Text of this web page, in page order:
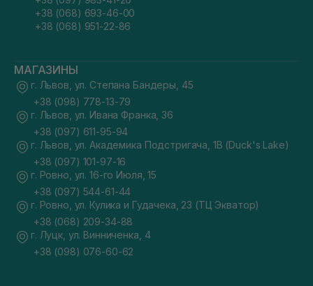
+38 (068) 693-46-00
+38 (068) 951-22-86
МАГАЗИНЫ
г. Львов, ул. Степана Бандеры, 45
+38 (098) 778-13-79
г. Львов, ул. Ивана Франка, 36
+38 (097) 611-95-94
г. Львов, ул. Академика Подстригача, 1В (Duck's Lake)
+38 (097) 101-97-16
г. Ровно, ул. 16-го Июля, 15
+38 (097) 544-61-44
г. Ровно, ул. Кулика и Гудачека, 23 (ТЦ Экватор)
+38 (068) 209-34-88
г. Луцк, ул. Винниченка, 4
+38 (098) 076-60-62